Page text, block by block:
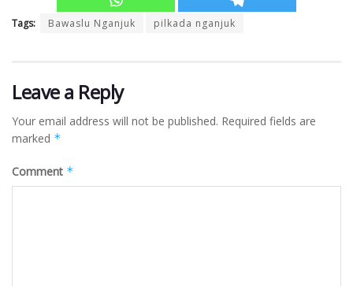
Tags: Bawaslu Nganjuk pilkada nganjuk
Leave a Reply
Your email address will not be published. Required fields are
marked *
Comment *